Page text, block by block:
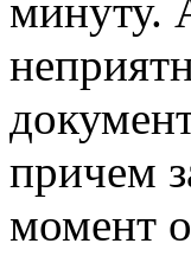
минуту.
причем
момент